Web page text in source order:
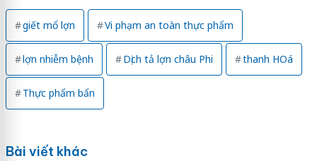
giết mổ lợn Vi phạm an toàn thực phẩm
lợn nhiễm bệnh Dịch tả lợn châu Phi thanh HOá
Thực phẩm bẩn
Bài viết khác